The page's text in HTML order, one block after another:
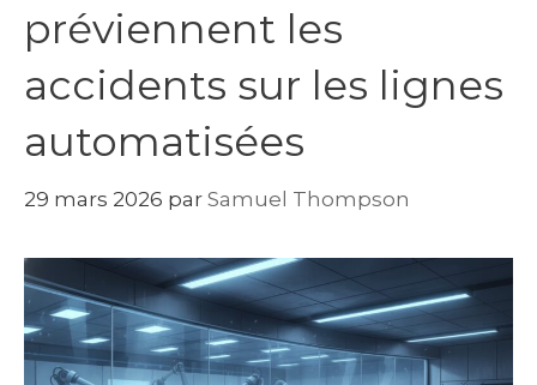
préviennent les
accidents sur les lignes
automatisées
29 mars 2026 par Samuel Thompson